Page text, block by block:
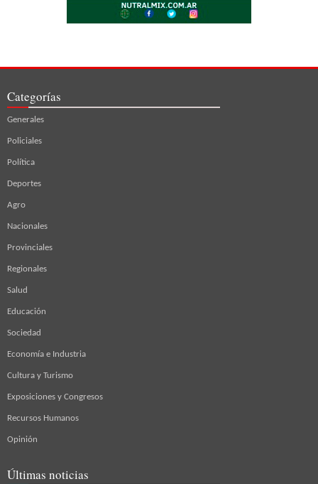
Categorías
Generales
Policiales
Política
Deportes
Agro
Nacionales
Provinciales
Regionales
Salud
Educación
Sociedad
Economía e Industria
Cultura y Turismo
Exposiciones y Congresos
Recursos Humanos
Opinión
Últimas noticias